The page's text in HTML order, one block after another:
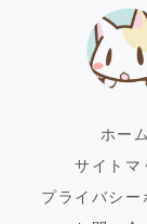
ホーム
サイトマ
プライバシー